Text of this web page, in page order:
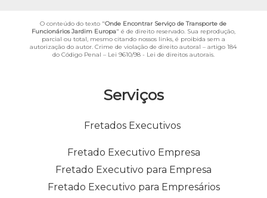
Serviços
Fretados Executivos
Fretado Executivo Empresa
Fretado Executivo para Empresa
Fretado Executivo para Empresários
O conteúdo do texto "Onde Encontrar Serviço de Transporte de
Funcionários Jardim Europa" é de direito reservado. Sua reprodução,
parcial ou total, mesmo citando nossos links, é proibida sem a
autorização do autor. Crime de violação de direito autoral – artigo 184
do Código Penal – Lei 9610/98 - Lei de direitos autorais.